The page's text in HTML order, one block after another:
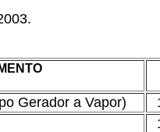
Gerador a Vapor)